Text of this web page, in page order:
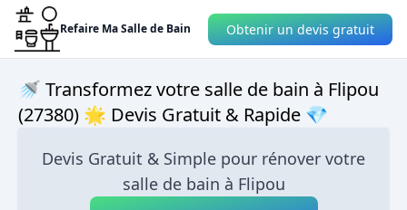
Refaire Ma Salle de Bain Obtenir un devis gratuit
🚿 Transformez votre salle de bain à Flipou
(27380) 🌟 Devis Gratuit & Rapide 💎
Devis Gratuit & Simple pour rénover votre
salle de bain à Flipou